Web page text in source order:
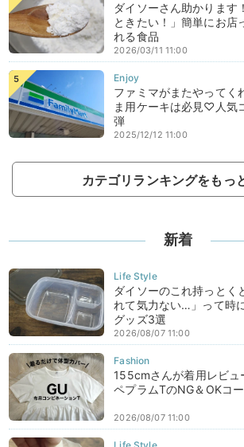
ダイソーさん助かります
ときたい！」簡単にお店
れる食品
2026/03/11 11:00
ファミマがまたやってく
ま用ケーキは必見♡人気
弾
2025/12/12 11:00
カテゴリランキングをもっ
新着
ダイソーのこれ持っとく
れて気力ない…」って時
グッズ3選
2026/08/07 11:00
155cmさんが着用レビ
ペプラムTのNG＆OKコ
2026/08/07 11:00